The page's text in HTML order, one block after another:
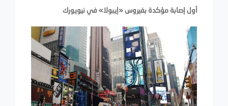
أول إصابة مؤكدة بفيروس «إيبولا» في نيويورك